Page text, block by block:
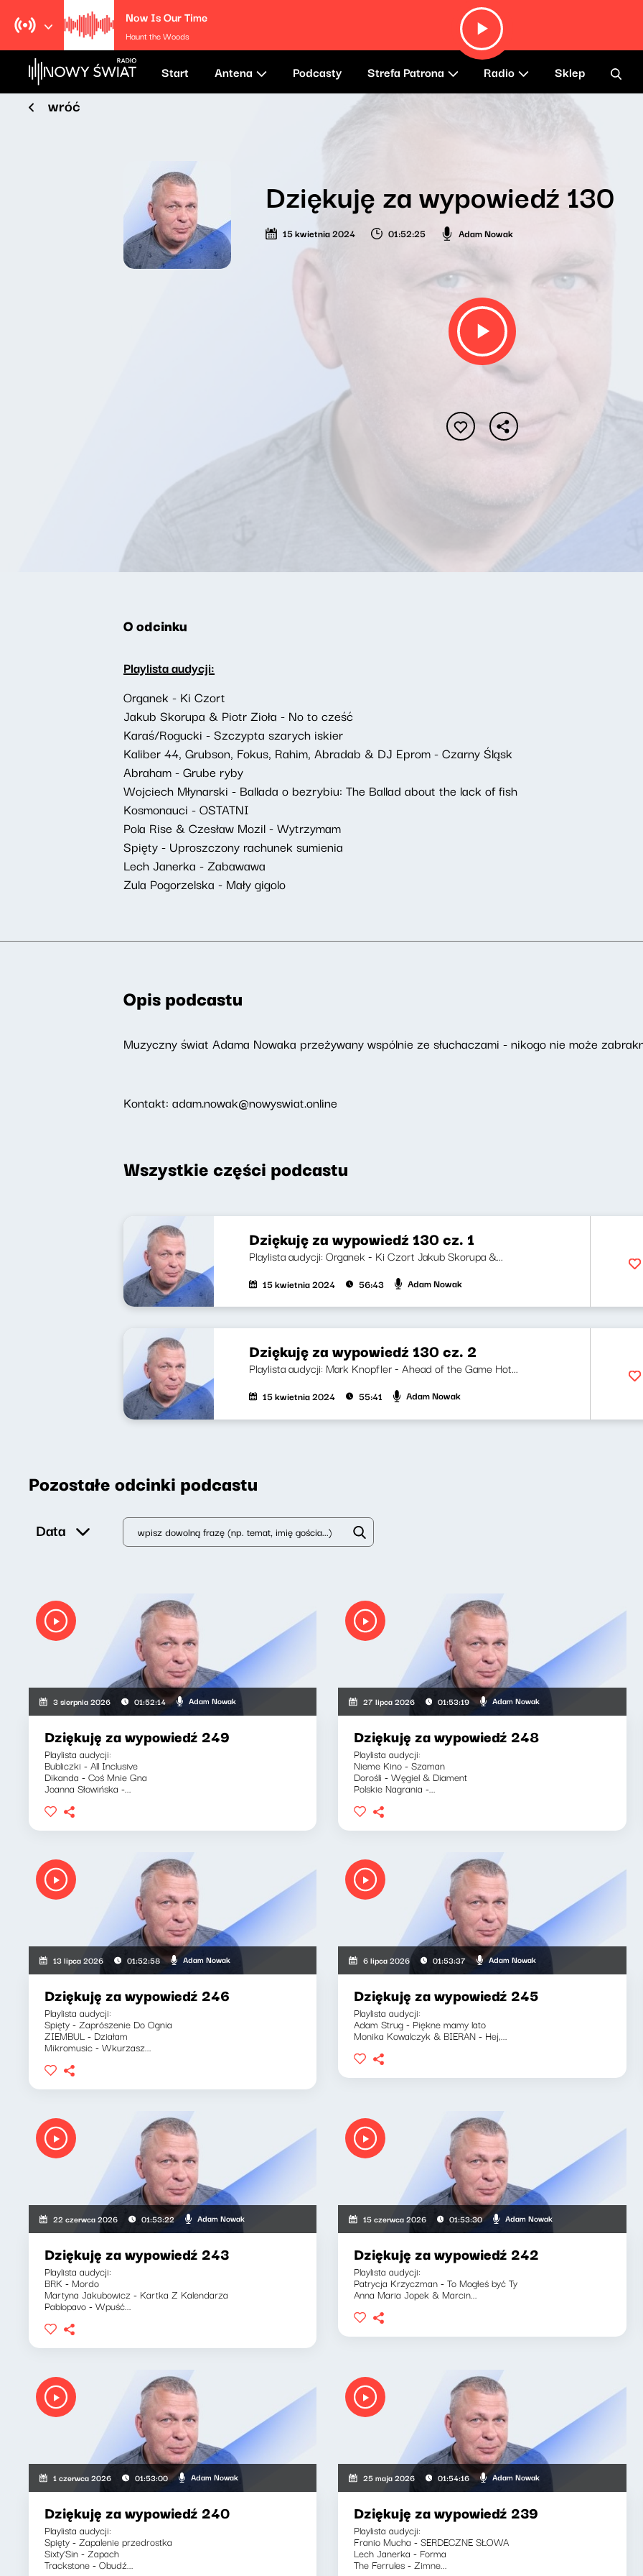
Now Is Our Time
Haunt the Woods
Start Antena Podcasty Strefa Patrona Radio Sklep
wróć
Dziękuję za wypowiedź 130
15 kwietnia 2024 01:52:25 Adam Nowak
O odcinku
Playlista audycji:
Organek - Ki Czort
Jakub Skorupa & Piotr Zioła - No to cześć
Karaś/Rogucki - Szczypta szarych iskier
Kaliber 44, Grubson, Fokus, Rahim, Abradab & DJ Eprom - Czarny Śląsk
Abraham - Grube ryby
Wojciech Młynarski - Ballada o bezrybiu: The Ballad about the lack of fish
Kosmonauci - OSTATNI
Pola Rise & Czesław Mozil - Wytrzymam
Spięty - Uproszczony rachunek sumienia
Lech Janerka - Zabawawa
Zula Pogorzelska - Mały gigolo
Opis podcastu
Muzyczny świat Adama Nowaka przeżywany wspólnie ze słuchaczami - nikogo nie może
Kontakt: adam.nowak@nowyswiat.online
Wszystkie części podcastu
Dziękuję za wypowiedź 130 cz. 1
Playlista audycji: Organek - Ki Czort Jakub Skorupa &...
15 kwietnia 2024 56:43 Adam Nowak
Dziękuję za wypowiedź 130 cz. 2
Playlista audycji: Mark Knopfler - Ahead of the Game Hot...
15 kwietnia 2024 55:41 Adam Nowak
Pozostałe odcinki podcastu
Data
3 sierpnia 2026 01:52:14 Adam Nowak
Dziękuję za wypowiedź 249
Playlista audycji:
Bubliczki - All Inclusive
Dikanda - Coś Mnie Gna
Joanna Słowińska -...
27 lipca 2026 01:53:19 Adam Nowak
Dziękuję za wypowiedź 248
Playlista audycji:
Nieme Kino - Szaman
Dorośli - Węgiel & Diament
Polskie Nagrania -...
13 lipca 2026 01:52:58 Adam Nowak
Dziękuję za wypowiedź 246
Playlista audycji:
Spięty - Zaprószenie Do Ognia
ZIEMBUL - Działam
Mikromusic - Wkurzasz...
6 lipca 2026 01:53:37 Adam Nowak
Dziękuję za wypowiedź 245
Playlista audycji:
Adam Strug - Piękne mamy lato
Monika Kowalczyk & BIERAN - Hej,...
22 czerwca 2026 01:53:22 Adam Nowak
Dziękuję za wypowiedź 243
Playlista audycji:
BRK - Mordo
Martyna Jakubowicz - Kartka Z Kalendarza
Pablopavo - Wpuść...
15 czerwca 2026 01:53:30 Adam Nowak
Dziękuję za wypowiedź 242
Playlista audycji:
Patrycja Krzyczman - To Mogłeś być Ty
Anna Maria Jopek & Marcin...
1 czerwca 2026 01:53:00 Adam Nowak
Dziękuję za wypowiedź 240
Playlista audycji:
Spięty - Zapalenie przedrostka
Sixty'Sin - Zapach
Trackstone - Obudź...
25 maja 2026 01:54:16 Adam Nowak
Dziękuję za wypowiedź 239
Playlista audycji:
Franio Mucha - SERDECZNE SŁOWA
Lech Janerka - Forma
The Ferrules - Zimne...